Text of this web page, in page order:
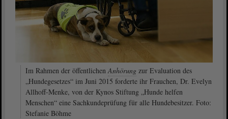
Im Rahmen der öffentlichenAnhörung zur Evaluation des
„Hundegesetzes“ im Juni 2015 forderte ihr Frauchen, Dr. Evelyn
Allhoff-Menke, von der Kynos Stiftung „Hunde helfen
Menschen“ eine Sachkundeprüfung für alle Hundebesitzer. Foto:
Stefanie Böhme